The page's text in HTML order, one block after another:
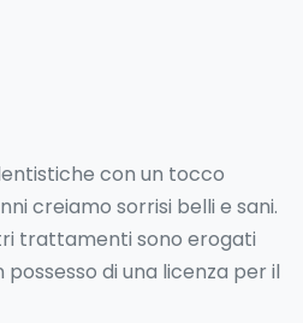
con un tocco
creiamo sorrisi belli e sani.
trattamenti sono erogati
di una licenza per il